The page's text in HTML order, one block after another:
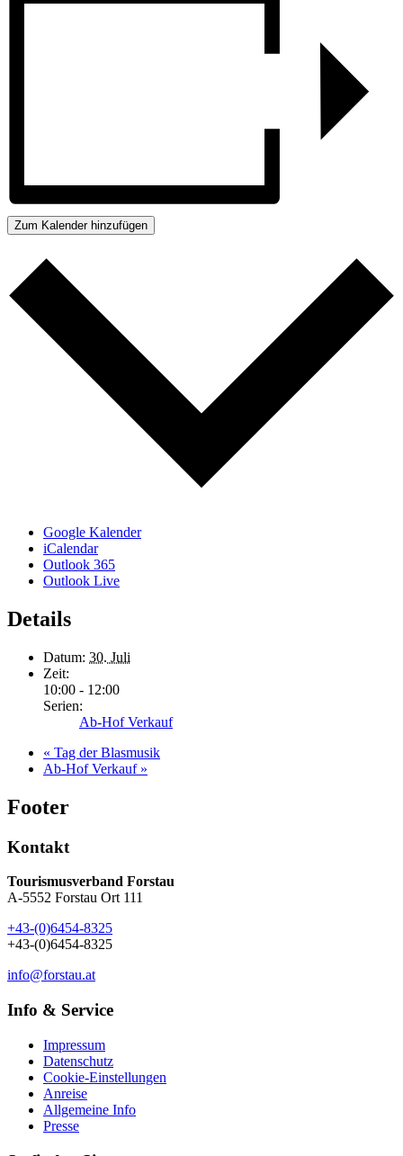
Zum Kalender hinzufügen
Google Kalender
iCalendar
Outlook 365
Outlook Live
Details
Datum: 30. Juli
Zeit:
10:00 - 12:00
Serien:
Ab-Hof Verkauf
« Tag der Blasmusik
Ab-Hof Verkauf »
Footer
Kontakt
Tourismusverband Forstau
A-5552 Forstau Ort 111
+43-(0)6454-8325
+43-(0)6454-8325
info@forstau.at
Info & Service
Impressum
Datenschutz
Cookie-Einstellungen
Anreise
Allgemeine Info
Presse